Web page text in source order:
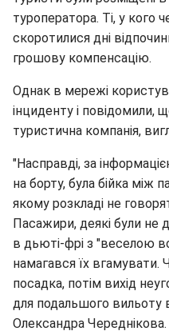
туроператора. Ті, у кого
скоротилися дні
грошову компенсацію.
Однак в мережі
інциденту і повідомили,
туристична компанія,
"Насправді, за
на борту, була бійка між
якому розкладі не
Пасажири, деякі були не
в дьюті-фрі з "веселою
намагався їх вгамувати.
посадка, потім вихід
для подальшого вильоту
Олександра Череднікова.